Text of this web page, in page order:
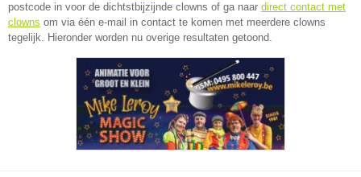
postcode in voor de dichtstbijzijnde clowns of ga naar direct contact met
clowns om via één e-mail in contact te komen met meerdere clowns
tegelijk. Hieronder worden nu overige resultaten getoond.